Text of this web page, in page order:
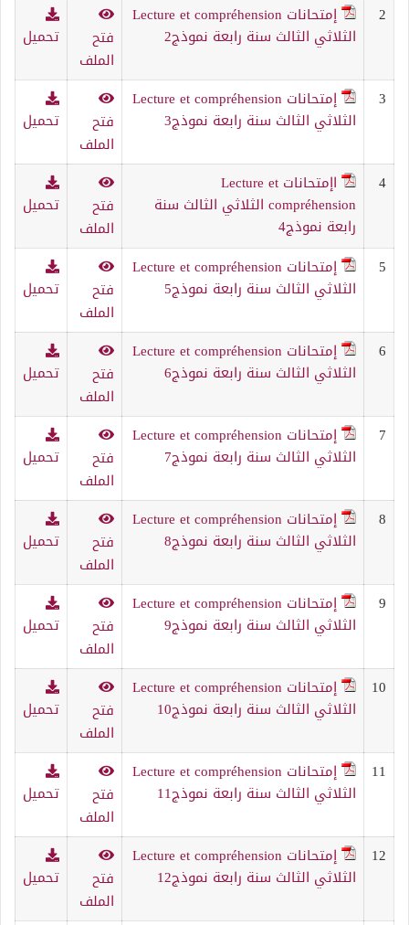
2
إمتحانات Lecture et compréhension
الثلاثي الثالث سنة رابعة نموذج2
فتح
الملف
تحميل
3
إمتحانات Lecture et compréhension
الثلاثي الثالث سنة رابعة نموذج3
فتح
الملف
تحميل
4
اإمتحانات Lecture et
compréhension الثلاثي الثالث سنة
رابعة نموذج4
فتح
الملف
تحميل
5
إمتحانات Lecture et compréhension
الثلاثي الثالث سنة رابعة نموذج5
فتح
الملف
تحميل
6
إمتحانات Lecture et compréhension
الثلاثي الثالث سنة رابعة نموذج6
فتح
الملف
تحميل
7
إمتحانات Lecture et compréhension
الثلاثي الثالث سنة رابعة نموذج7
فتح
الملف
تحميل
8
إمتحانات Lecture et compréhension
الثلاثي الثالث سنة رابعة نموذج8
فتح
الملف
تحميل
9
إمتحانات Lecture et compréhension
الثلاثي الثالث سنة رابعة نموذج9
فتح
الملف
تحميل
10
إمتحانات Lecture et compréhension
الثلاثي الثالث سنة رابعة نموذج10
فتح
الملف
تحميل
11
إمتحانات Lecture et compréhension
الثلاثي الثالث سنة رابعة نموذج11
فتح
الملف
تحميل
12
إمتحانات Lecture et compréhension
الثلاثي الثالث سنة رابعة نموذج12
فتح
الملف
تحميل